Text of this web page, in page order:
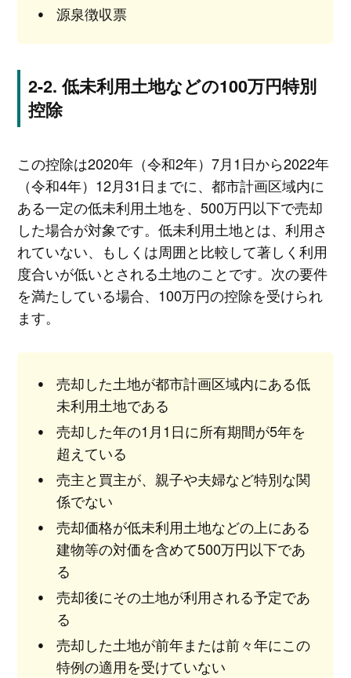
源泉徴収票
低未利用土地などの100万円特別
控除
この控除は2020年（令和2年）7月1日から2022年
（令和4年）12月31日までに、都市計画区域内に
ある一定の低未利用土地を、500万円以下で売却
した場合が対象です。低未利用土地とは、利用さ
れていない、もしくは周囲と比較して著しく利用
度合いが低いとされる土地のことです。次の要件
を満たしている場合、100万円の控除を受けられ
ます。
売却した土地が都市計画区域内にある低
未利用土地である
売却した年の1月1日に所有期間が5年を
超えている
売主と買主が、親子や夫婦など特別な関
係でない
売却価格が低未利用土地などの上にある
建物等の対価を含めて500万円以下であ
る
売却後にその土地が利用される予定であ
る
売却した土地が前年または前々年にこの
特例の適用を受けていない